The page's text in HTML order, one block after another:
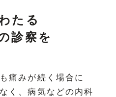
たる
診察を
痛みが続く場合に
く、病気などの内科